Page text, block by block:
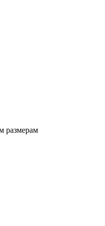
размерам